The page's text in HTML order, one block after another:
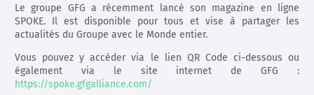
Le groupe GFG a récemment lancé son magazine en ligne
SPOKE. Il est disponible pour tous et vise à partager les
actualités du Groupe avec le Monde entier.
Vous pouvez y accéder via le lien QR Code ci-dessous ou
également via le site internet de GFG :
https://spoke.gfgalliance.com/